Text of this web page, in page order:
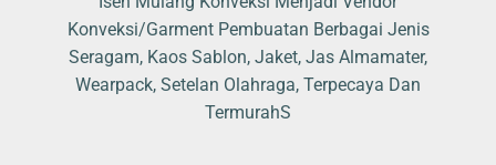
Konveksi/Garment Pembuatan Berbagai Jenis
Seragam, Kaos Sablon, Jaket, Jas Almamater,
Wearpack, Setelan Olahraga, Terpecaya Dan
TermurahS